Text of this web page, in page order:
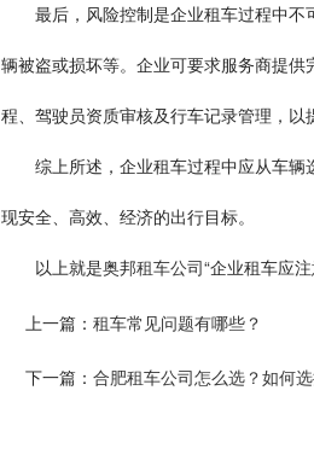
最后，风险控制是企业租车过程中
辆被盗或损坏等。企业可要求服务商提
程、驾驶员资质审核及行车记录管理，以
综上所述，企业租车过程中应从车
现安全、高效、经济的出行目标。
以上就是奥邦租车公司“企业租车应
上一篇： 租车常见问题有哪些？
下一篇： 合肥租车公司怎么选？如何